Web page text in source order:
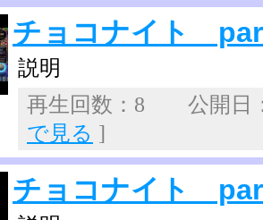
チョコナイト
説明
再生回数：8 公開
で見る ]
チョコナイト